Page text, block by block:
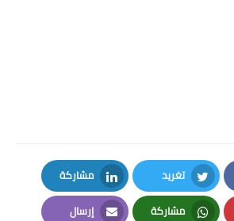
تغريد
Twitter
مشاركة
LinkedIn
مشاركة إرسال